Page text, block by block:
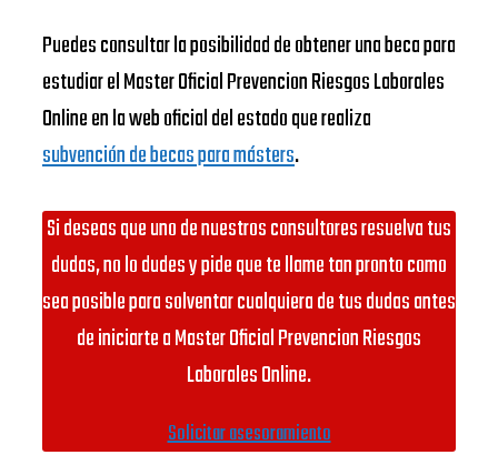
Puedes consultar la posibilidad de obtener una beca para
estudiar el Master Oficial Prevencion Riesgos Laborales
Online en la web oficial del estado que realiza
subvención de becas para másters.
Si deseas que uno de nuestros consultores resuelva tus
dudas, no lo dudes y pide que te llame tan pronto como
sea posible para solventar cualquiera de tus dudas antes
de iniciarte a Master Oficial Prevencion Riesgos
Laborales Online.
Solicitar asesoramiento